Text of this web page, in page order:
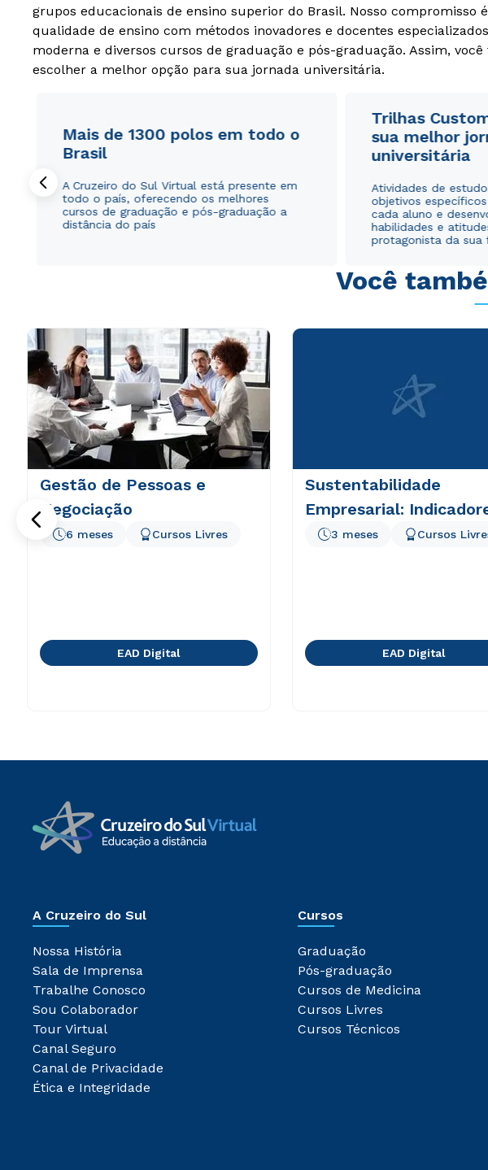
grupos educacionais de ensino superior do Brasil. Nosso compromisso
qualidade de ensino com métodos inovadores e docentes
moderna e diversos cursos de graduação e pós-graduação. Assim,
escolher a melhor opção para sua jornada universitária.
Mais de 1300 polos em todo o
Brasil
A Cruzeiro do Sul Virtual está presente em
todo o país, oferecendo os melhores
cursos de graduação e pós-graduação a
distância do país
Trilhas
sua melhor
universitária
Atividades de
objetivos
cada aluno e
habilidades e
protagonista da sua
Você
Gestão de Pessoas e
Negociação
6 meses Cursos Livres
EAD Digital
Sustentabilidade
Empresarial:
3 meses Cursos
EAD Digital
A Cruzeiro do Sul
Nossa História
Sala de Imprensa
Trabalhe Conosco
Sou Colaborador
Tour Virtual
Canal Seguro
Canal de Privacidade
Ética e Integridade
Cursos
Graduação
Pós-graduação
Cursos de Medicina
Cursos Livres
Cursos Técnicos
Estou de
autorizo que
Estou de
autorizo que